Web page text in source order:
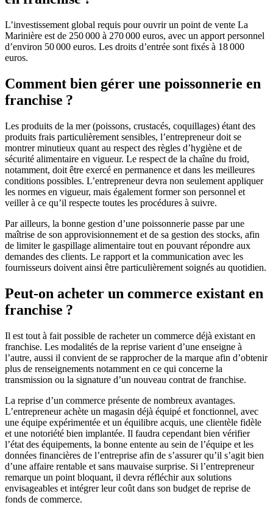
L’investissement global requis pour ouvrir un point de vente La
Marinière est de 250 000 à 270 000 euros, avec un apport personnel
d’environ 50 000 euros. Les droits d’entrée sont fixés à 18 000
euros.
Comment bien gérer une poissonnerie en
franchise ?
Les produits de la mer (poissons, crustacés, coquillages) étant des
produits frais particulièrement sensibles, l’entrepreneur doit se
montrer minutieux quant au respect des règles d’hygiène et de
sécurité alimentaire en vigueur. Le respect de la chaîne du froid,
notamment, doit être exercé en permanence et dans les meilleures
conditions possibles. L’entrepreneur devra non seulement appliquer
les normes en vigueur, mais également former son personnel et
veiller à ce qu’il respecte toutes les procédures à suivre.
Par ailleurs, la bonne gestion d’une poissonnerie passe par une
maîtrise de son approvisionnement et de sa gestion des stocks, afin
de limiter le gaspillage alimentaire tout en pouvant répondre aux
demandes des clients. Le rapport et la communication avec les
fournisseurs doivent ainsi être particulièrement soignés au quotidien.
Peut-on acheter un commerce existant en
franchise ?
Il est tout à fait possible de racheter un commerce déjà existant en
franchise. Les modalités de la reprise varient d’une enseigne à
l’autre, aussi il convient de se rapprocher de la marque afin d’obtenir
plus de renseignements notamment en ce qui concerne la
transmission ou la signature d’un nouveau contrat de franchise.
La reprise d’un commerce présente de nombreux avantages.
L’entrepreneur achète un magasin déjà équipé et fonctionnel, avec
une équipe expérimentée et un équilibre acquis, une clientèle fidèle
et une notoriété bien implantée. Il faudra cependant bien vérifier
l’état des équipements, la bonne entente au sein de l’équipe et les
données financières de l’entreprise afin de s’assurer qu’il s’agit bien
d’une affaire rentable et sans mauvaise surprise. Si l’entrepreneur
remarque un point bloquant, il devra réfléchir aux solutions
envisageables et intégrer leur coût dans son budget de reprise de
fonds de commerce.